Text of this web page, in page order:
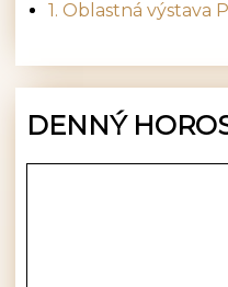
1. Oblastná výstava
DENNÝ